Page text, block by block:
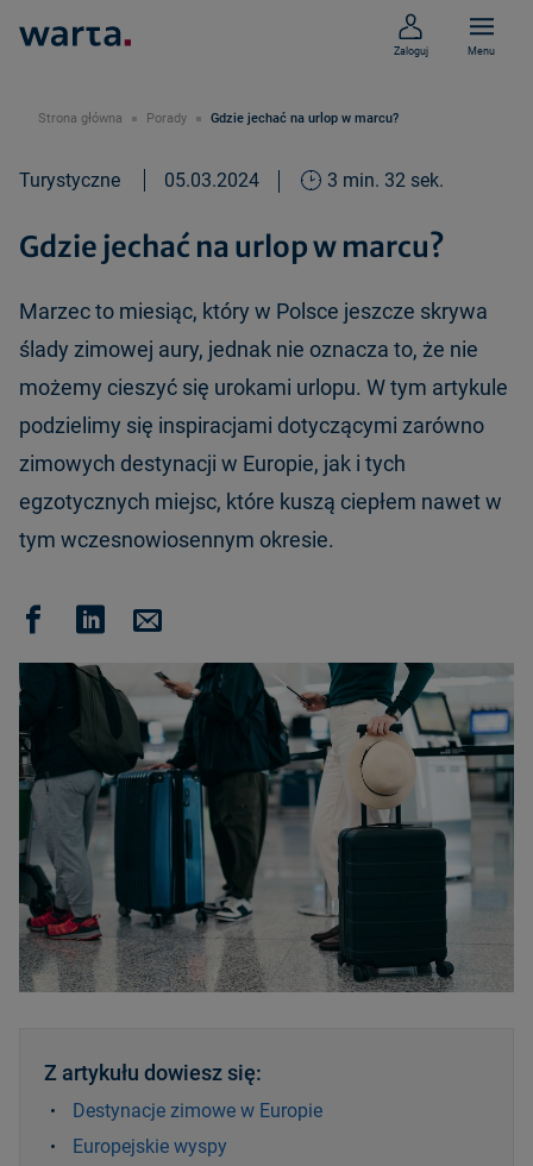
Zaloguj Menu
Strona główna Porady Gdzie jechać na urlop w marcu?
Turystyczne 05.03.2024 3 min. 32 sek.
Gdzie jechać na urlop w marcu?
Marzec to miesiąc, który w Polsce jeszcze skrywa
ślady zimowej aury, jednak nie oznacza to, że nie
możemy cieszyć się urokami urlopu. W tym artykule
podzielimy się inspiracjami dotyczącymi zarówno
zimowych destynacji w Europie, jak i tych
egzotycznych miejsc, które kuszą ciepłem nawet w
tym wczesnowiosennym okresie.
Z artykułu dowiesz się:
Destynacje zimowe w Europie
Europejskie wyspy